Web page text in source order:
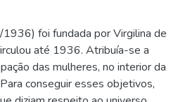
foi fundada por Virgilina de
até 1936. Atribuía-se a
das mulheres, no interior da
conseguir esses objetivos,